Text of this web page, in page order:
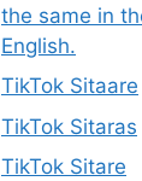
the same in
English.
TikTok Sitaare
TikTok Sitaras
TikTok Sitare